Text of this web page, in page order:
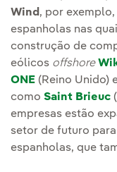
Wind , por
espanholas nas
construção de
eólicos offshore
ONE (Reino Unido)
como Saint Brieuc
empresas estão
setor de futuro
espanholas, que